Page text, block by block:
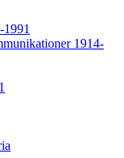
1914-